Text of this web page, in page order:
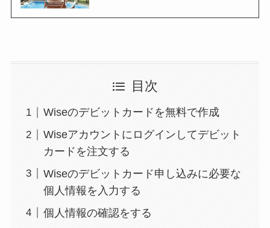
目次
Wiseのデビットカードを無料で作成
Wiseアカウントにログインしてデビット
カードを注文する
Wiseのデビットカード申し込みに必要な
個人情報を入力する
個人情報の確認をする